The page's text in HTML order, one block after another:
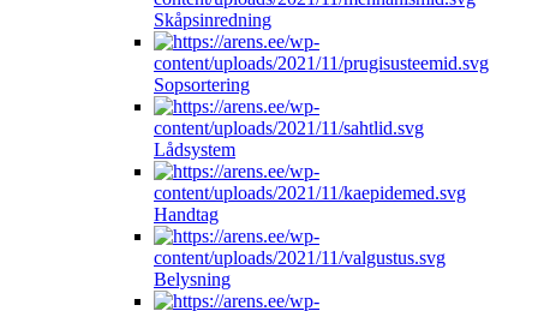
Skåpsinredning
Sopsortering
Lådsystem
Handtag
Belysning